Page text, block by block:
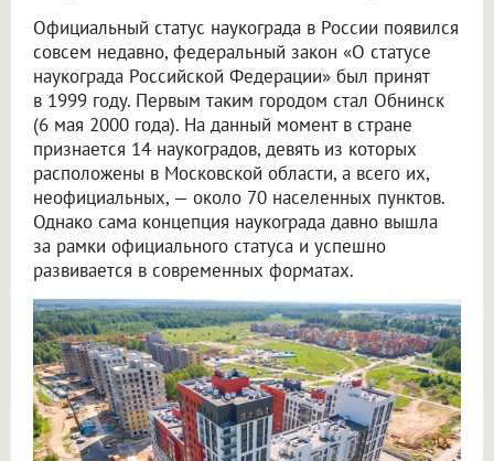
Официальный статус наукограда в России появился
совсем недавно, федеральный закон «О статусе
наукограда Российской Федерации» был принят
в 1999 году. Первым таким городом стал Обнинск
(6 мая 2000 года). На данный момент в стране
признается 14 наукоградов, девять из которых
расположены в Московской области, а всего их,
неофициальных, — около 70 населенных пунктов.
Однако сама концепция наукограда давно вышла
за рамки официального статуса и успешно
развивается в современных форматах.